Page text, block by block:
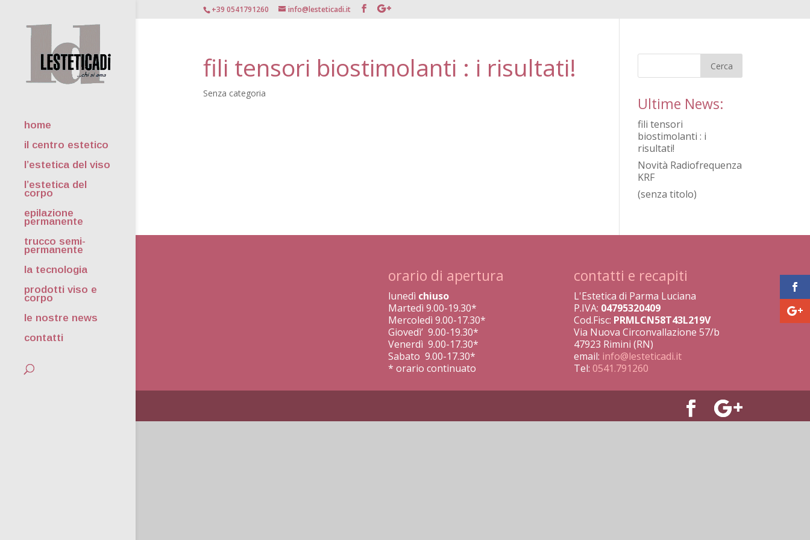
+39 0541791260 info@lesteticadi.it
home
il centro estetico
l’estetica del viso
l’estetica del
corpo
epilazione
permanente
trucco semi-
permanente
la tecnologia
prodotti viso e
corpo
le nostre news
contatti
fili tensori biostimolanti : i risultati!
Senza categoria
Ultime News:
fili tensori
biostimolanti : i
risultati!
Novità Radiofrequenza
KRF
(senza titolo)
orario di apertura
lunedì chiuso
Martedì 9.00-19.30*
Mercoledì 9.00-17.30*
Giovedì’ 9.00-19.30*
Venerdì 9.00-17.30*
Sabato 9.00-17.30*
* orario continuato
contatti e recapiti
L'Estetica di Parma Luciana
P.IVA: 04795320409
Cod.Fisc: PRMLCN58T43L219V
Via Nuova Circonvallazione 57/b
47923 Rimini (RN)
email: info@lesteticadi.it
Tel: 0541.791260